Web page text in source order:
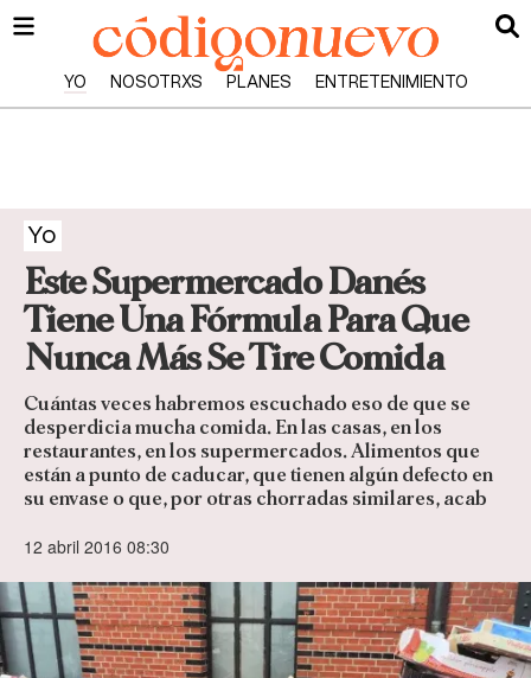
YO NOSOTRXS PLANES ENTRETENIMIENTO
Yo
Este Supermercado Danés
Tiene Una Fórmula Para Que
Nunca Más Se Tire Comida
Cuántas veces habremos escuchado eso de que se
desperdicia mucha comida. En las casas, en los
restaurantes, en los supermercados. Alimentos que
están a punto de caducar, que tienen algún defecto en
su envase o que, por otras chorradas similares, acab
12 abril 2016 08:30